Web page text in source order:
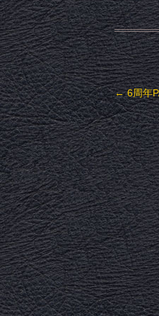
投稿ナビ
←6周年